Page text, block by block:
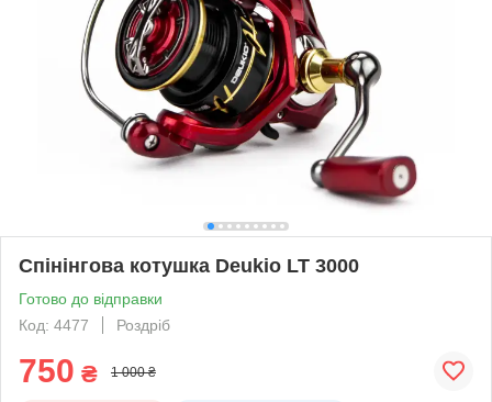
Спінінгова котушка Deukio LT 3000
Готово до відправки
Код: 4477
Роздріб
750 ₴ 1 000 ₴